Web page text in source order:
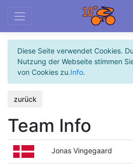
Diese Seite verwendet Cookies.
Nutzung der Webseite stimmen
von Cookies zu.Info.
zurück
Team Info
Jonas Vingegaard